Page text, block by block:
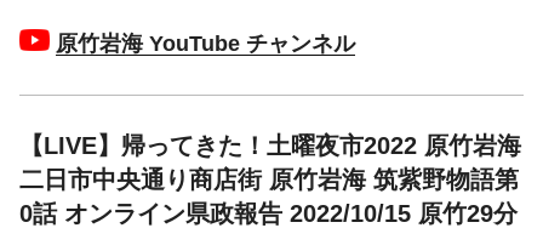
原竹岩海 YouTube チャンネル
【LIVE】帰ってきた！土曜夜市2022 原竹岩海
二日市中央通り商店街 原竹岩海 筑紫野物語第
0話 オンライン県政報告 2022/10/15 原竹29分